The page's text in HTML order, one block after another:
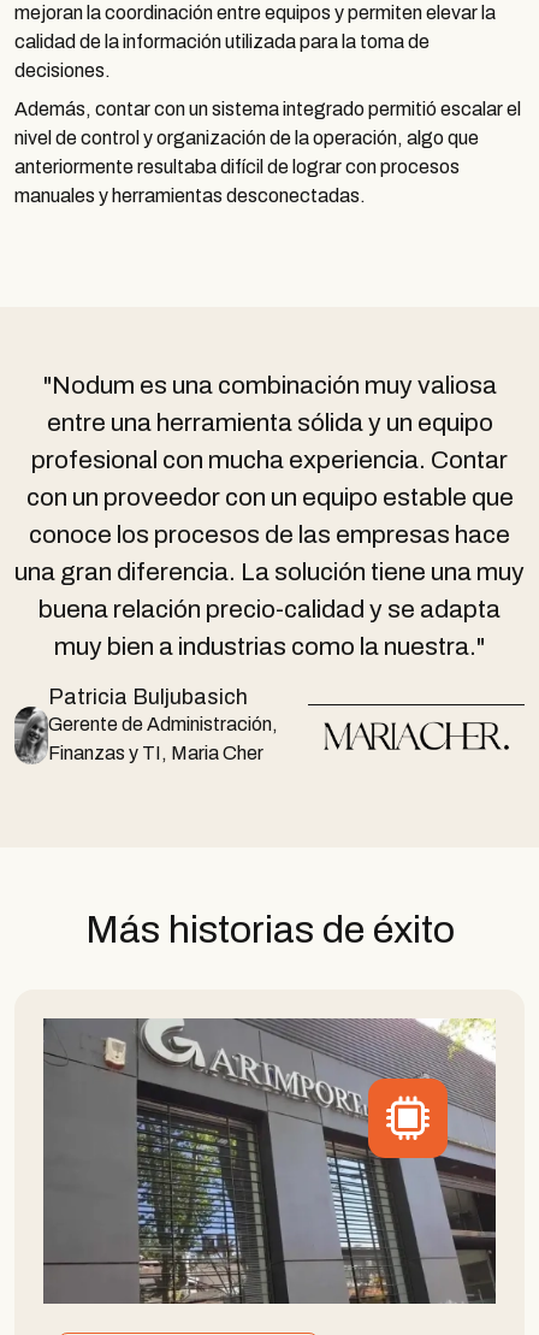
mejoran la coordinación entre equipos y permiten elevar la
calidad de la información utilizada para la toma de
decisiones.
Además, contar con un sistema integrado permitió escalar el
nivel de control y organización de la operación, algo que
anteriormente resultaba difícil de lograr con procesos
manuales y herramientas desconectadas.
"Nodum es una combinación muy valiosa
entre una herramienta sólida y un equipo
profesional con mucha experiencia. Contar
con un proveedor con un equipo estable que
conoce los procesos de las empresas hace
una gran diferencia. La solución tiene una muy
buena relación precio-calidad y se adapta
muy bien a industrias como la nuestra."
Patricia Buljubasich
Gerente de Administración,
Finanzas y TI, Maria Cher
Más historias de éxito